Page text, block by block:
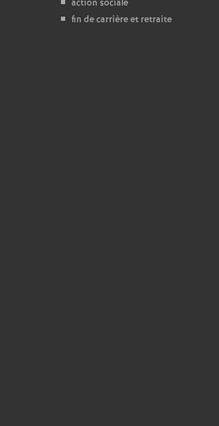
action sociale
fin de carrière et retraite